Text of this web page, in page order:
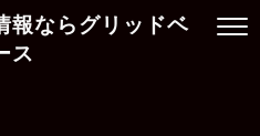
報ならグリッドベ
ス